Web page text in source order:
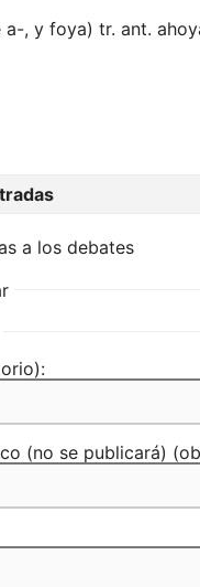
a-, y foya) tr. ant.
a los debates
(no se publicará)